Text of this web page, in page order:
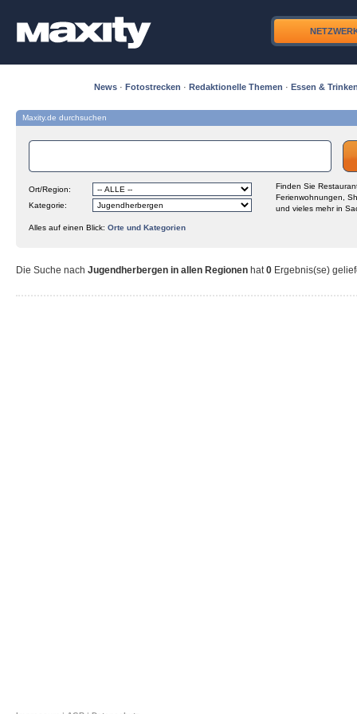
News · Fotostrecken · Redaktionelle Themen · Essen &
Maxity.de durchsuchen
Ort/Region:
Kategorie:
Finden Sie
Ferienwohnungen,
und vieles mehr in
Alles auf einen Blick: Orte und Kategorien
Die Suche nach Jugendherbergen in allen Regionen hat0 Ergebnis(se)